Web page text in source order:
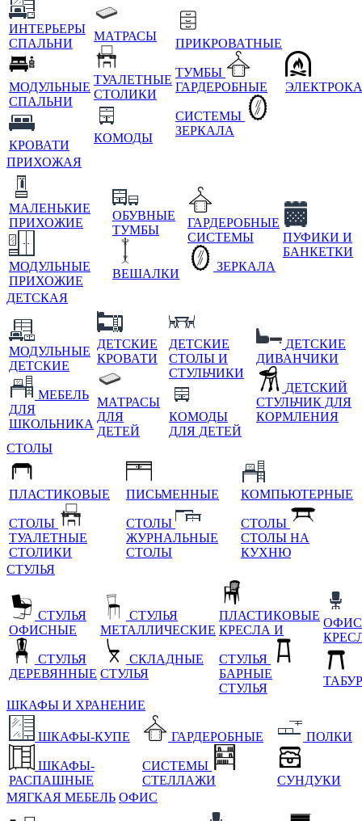
ИНТЕРЬЕРЫ
СПАЛЬНИ
МОДУЛЬНЫЕ
СПАЛЬНИ
КРОВАТИ
МАТРАСЫ
ТУАЛЕТНЫЕ
СТОЛИКИ
КОМОДЫ
ПРИКРОВАТНЫЕ
ТУМБЫ
ГАРДЕРОБНЫЕ
СИСТЕМЫ
ЗЕРКАЛА
ПРИХОЖАЯ
МАЛЕНЬКИЕ
ПРИХОЖИЕ
МОДУЛЬНЫЕ
ПРИХОЖИЕ
ОБУВНЫЕ
ТУМБЫ
ВЕШАЛКИ
ГАРДЕРОБНЫЕ
СИСТЕМЫ
ЗЕРКАЛА
ПУФИКИ И
БАНКЕТКИ
ДЕТСКАЯ
МОДУЛЬНЫЕ
ДЕТСКИЕ
МЕБЕЛЬ
ДЛЯ
ШКОЛЬНИКА
ДЕТСКИЕ
КРОВАТИ
МАТРАСЫ
ДЛЯ
ДЕТЕЙ
ДЕТСКИЕ
СТОЛЫ И
СТУЛЬЧИКИ
КОМОДЫ
ДЛЯ ДЕТЕЙ
ДЕТСКИЕ
ДИВАНЧИКИ
ДЕТСКИЙ
СТУЛЬЧИК ДЛЯ
КОРМЛЕНИЯ
СТОЛЫ
ПЛАСТИКОВЫЕ
СТОЛЫ
ТУАЛЕТНЫЕ
СТОЛИКИ
ПИСЬМЕННЫЕ
СТОЛЫ
ЖУРНАЛЬНЫЕ
СТОЛЫ
КОМПЬЮТЕРНЫЕ
СТОЛЫ
СТОЛЫ НА
КУХНЮ
СТУЛЬЯ
СТУЛЬЯ
ОФИСНЫЕ
СТУЛЬЯ
ДЕРЕВЯННЫЕ
СТУЛЬЯ
МЕТАЛЛИЧЕСКИЕ
СКЛАДНЫЕ
СТУЛЬЯ
ПЛАСТИКОВЫЕ
КРЕСЛА И
СТУЛЬЯ
БАРНЫЕ
СТУЛЬЯ
ШКАФЫ И ХРАНЕНИЕ
ШКАФЫ-КУПЕ
ШКАФЫ-
РАСПАШНЫЕ
ГАРДЕРОБНЫЕ
СИСТЕМЫ
СТЕЛЛАЖИ
ПОЛКИ
СУНДУКИ
МЯГКАЯ МЕБЕЛЬ ОФИС